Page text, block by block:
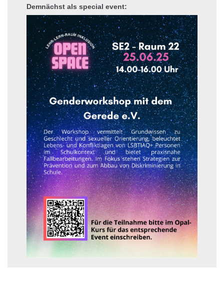
Demnächst als special event: